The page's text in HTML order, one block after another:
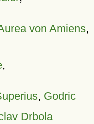
von Amiens,
,
, Godric
Drbola